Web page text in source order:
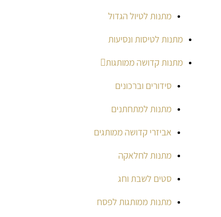
מתנות לטיול הגדול
מתנות לטיסות ונסיעות
מתנות קדושה ממותגות
סידורים וברכונים
מתנות למתחתנים
אביזרי קדושה ממותגים
מתנות לחלאקה
סטים לשבת וחג
מתנות ממותגות לפסח